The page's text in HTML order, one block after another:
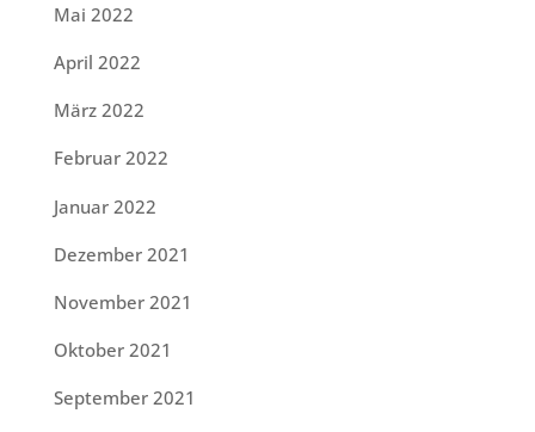
Mai 2022
April 2022
März 2022
Februar 2022
Januar 2022
Dezember 2021
November 2021
Oktober 2021
September 2021